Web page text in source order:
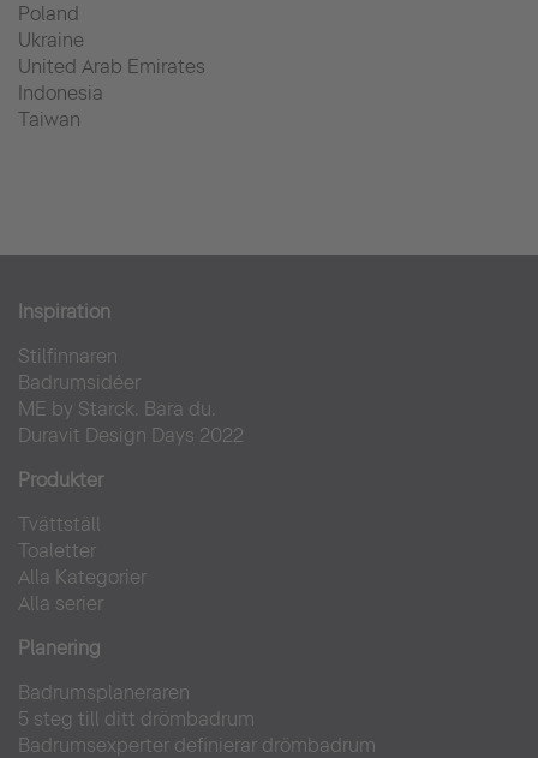
Poland
Ukraine
United Arab Emirates
Indonesia
Taiwan
Inspiration
Stilfinnaren
Badrumsidéer
ME by Starck. Bara du.
Duravit Design Days 2022
Produkter
Tvättställ
Toaletter
Alla Kategorier
Alla serier
Planering
Badrumsplaneraren
5 steg till ditt drömbadrum
Badrumsexperter definierar drömbadrum